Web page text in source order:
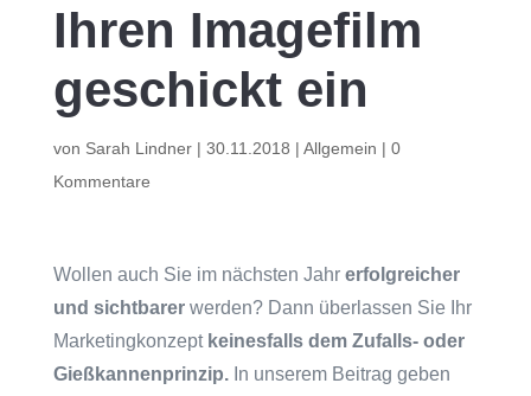
Ihren Imagefilm
geschickt ein
von Sarah Lindner| 30.11.2018 | Allgemein | 0
Kommentare
Wollen auch Sie im nächsten Jahr erfolgreicher
und sichtbarerwerden? Dann überlassen Sie Ihr
Marketingkonzept keinesfalls dem Zufalls- oder
Gießkannenprinzip. In unserem Beitrag geben